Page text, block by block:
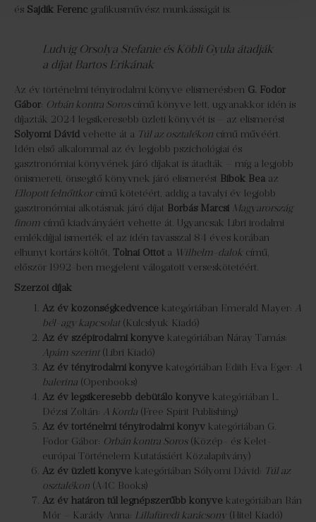
és Sajdik Ferenc grafikusművész munkásságát is.
Ludvig Orsolya Stefanie és Köbli Gyula átadják
a díjat Bartos Erikának
Az év történelmi tényirodalmi könyve elismerésben G. Fodor
Gábor: Orbán kontra Soros című könyve lett, ugyanakkor idén is
díjazták 2024 legsikeresebb üzleti könyvét is – az elismerést
Sólyomi Dávid vehette át a Túl az osztalékon című művéért.
Idén első alkalommal az év legjobb pszichológiai és
gasztronómiai könyvének járó díjakat is átadták – míg a legjobb
önismereti, önsegítő könyvnek járó elismerést Bibók Bea az
Ellopott felnőttkorcímű kötetéért, addig a tavalyi év legjobb
gasztronómiai alkotásnak járó díjat Borbás Marcsi Magyarország
finom című kiadványáért vehette át. Ugyancsak Libri irodalmi
emlékdíjjal ismerték el az idén tavasszal 84 éves korában
elhunyt kortárs költőt, Tolnai Ottót a Wilhelm-dalok című,
először 1992-ben megjelent válogatott verseskötetéért.
Szerzői díjak
Az év közönségkedvence kategóriában Emerald Mayer:
A
bél-agy kapcsolat (Kulcslyuk Kiadó)
Az év szépirodalmi könyve kategóriában Náray Tamás:
Apám szerint (Libri Kiadó)
Az év tényirodalmi könyve kategóriában Edith Eva Eger:
A
balerina (Openbooks)
Az év legsikeresebb debütáló könyve kategóriában L.
Dézsi Zoltán:
A Korda (Free Spirit Publishing)
Az év történelmi tényirodalmi könyv kategóriában G.
Fodor Gábor: Orbán kontra Soros (Közép- és Kelet-
európai Történelem Kutatásáért Közalapítvány)
Az év üzleti könyve kategóriában Sólyomi Dávid: Túl az
osztalékon (A4C Books)
Az év határon túl legnépszerűbb könyve kategóriában Bán
Mór – Karády Anna: Lillafüredi karácsony (Hitel Kiadó)